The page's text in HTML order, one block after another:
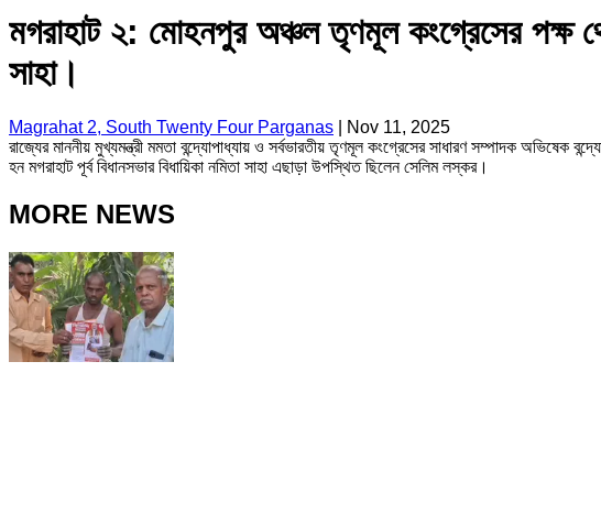
মগরাহাট ২: মোহনপুর অঞ্চল তৃণমূল কংগ্রেসের পক্ষ
সাহা।
Magrahat 2, South Twenty Four Parganas
Nov 11, 2025
রাজ্যের মাননীয় মুখ্যমন্ত্রী মমতা বন্দ্যোপাধ্যায় ও সর্বভারতীয় তৃণমূল কংগ্রেসের সাধারণ সম্পাদক অভিষেক
হন মগরাহাট পূর্ব বিধানসভার বিধায়িকা নমিতা সাহা এছাড়া উপস্থিত ছিলেন সেলিম লস্কর।
MORE NEWS